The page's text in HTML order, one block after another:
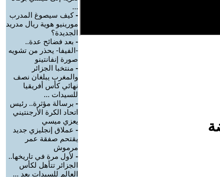
...
-كيف سيصوغ المدرب
مورينيو هوية ريال مدريد
الجديدة؟
- بعد فضائح عدة..
-الفيفا- يحذر من تشويه
صورة إنفانتينو
- منتخبا الجزائر
والمغرب يبلغان نصف
نهائي كأس أفريقيا
للسيدات ...
- برسالة مؤثرة.. رئيس
اتحاد الكرة الأرجنتيني
يعزي ميسي
- عملاق إنجليزي جديد
يقتحم صفقة عمر
مرموش
- لأول مرة في تاريخها..
الجزائر تتأهل لكأس
العالم للسيدات بعد ...